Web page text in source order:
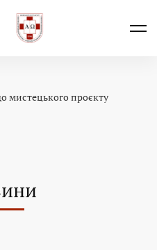
мистецького проєкту